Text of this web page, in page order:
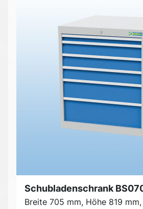
Schubladenschrank
Breite 705 mm, Höhe 819